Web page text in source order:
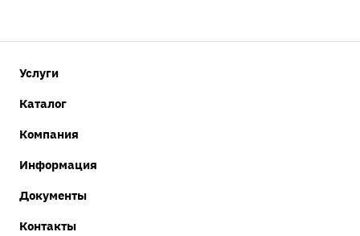
Услуги
Каталог
Компания
Информация
Документы
Контакты